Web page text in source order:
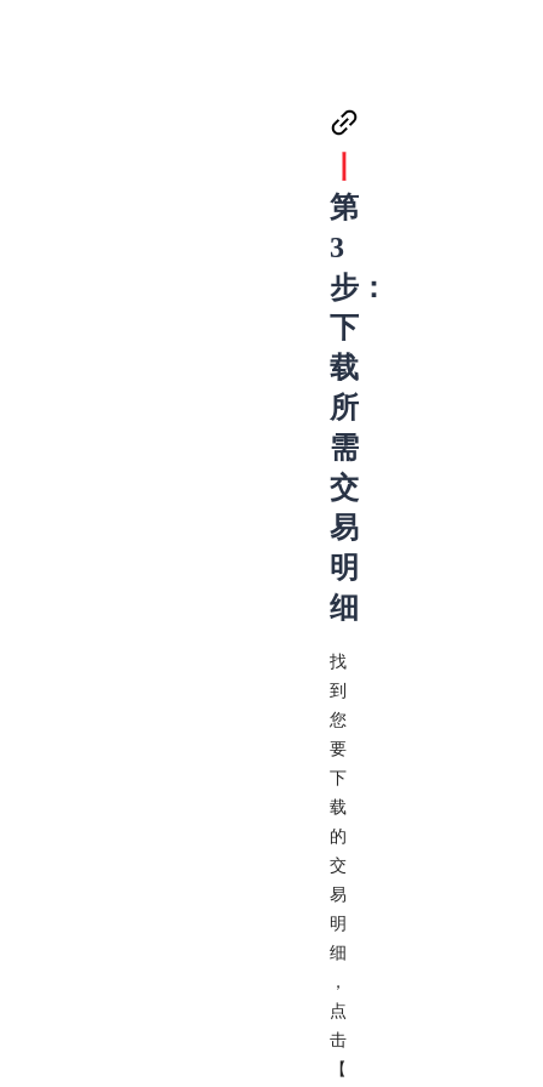
第
3
步：
下
载
所
需
交
易
明
细
找
到
您
要
下
载
的
交
易
明
细
，
点
击
【